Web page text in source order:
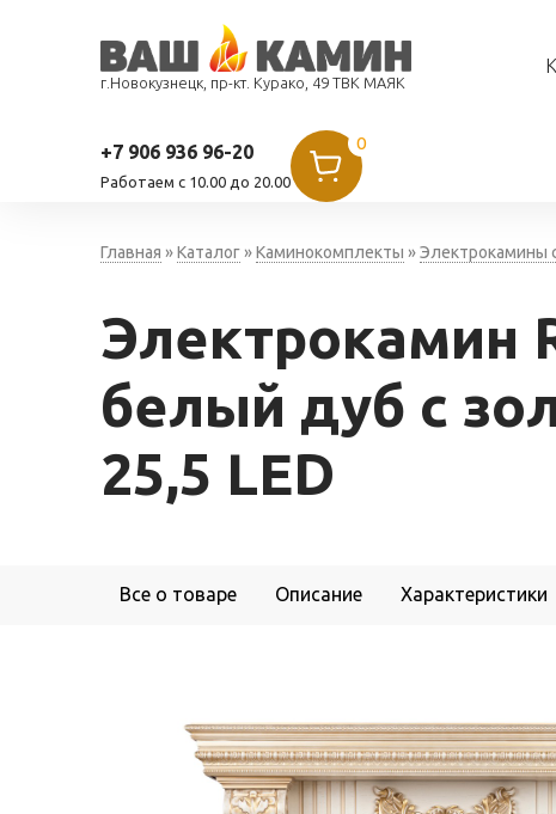
г.Новокузнецк, пр-кт. Курако, 49 ТВК МАЯК
+7 906 936 96-20
Работаем c 10.00 до 20.00
0
Главная »Каталог»Каминокомплекты »Электрокамины
Электрокамин
белый дуб с
25,5 LED
Все о товаре Описание Характеристики